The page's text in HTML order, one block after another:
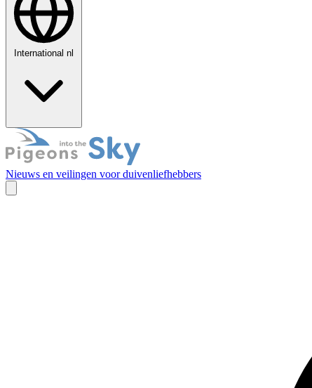
International nl
Nieuws en veilingen voor duivenliefhebbers